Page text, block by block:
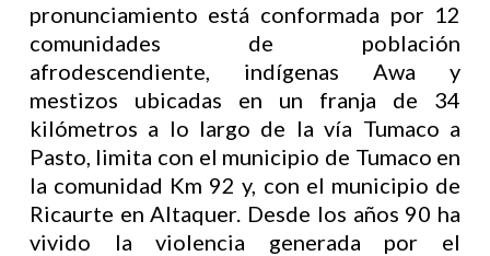
pronunciamiento está conformada por 12
comunidades de población
afrodescendiente, indígenas Awa y
mestizos ubicadas en un franja de 34
kilómetros a lo largo de la vía Tumaco a
Pasto, limita con el municipio de Tumaco en
la comunidad Km 92 y, con el municipio de
Ricaurte en Altaquer. Desde los años 90 ha
vivido la violencia generada por el